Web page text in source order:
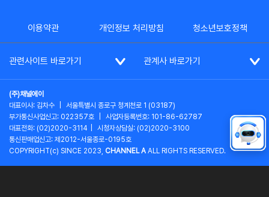
이용약관 개인정보 처리방침 청소년보호정책
관련사이트 바로가기 관계사 바로가기
(주)채널에이
대표이사: 김차수
서울특별시 종로구 청계천로 1 (03187)
부가통신사업신고: 022357호
사업자등록번호: 101-86-62787
대표전화: (02)2020-3114
시청자상담실: (02)2020-3100
통신판매업신고: 제2012-서울종로-0195호
COPYRIGHT(c) SINCE 2023, CHANNEL A ALL RIGHTS RESERVED.